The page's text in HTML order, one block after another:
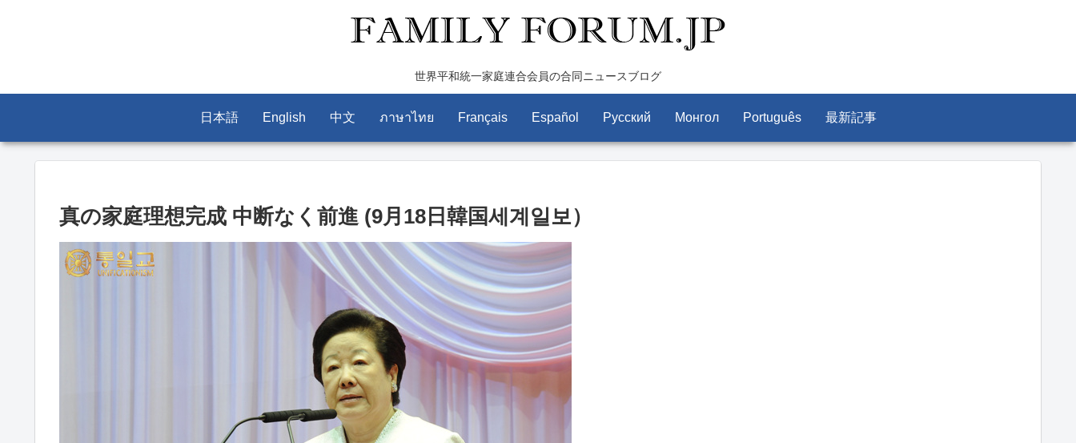
世界平和統一家庭連合会員の合同ニュースブログ
日本語 English 中文 ภาษาไทย Français Español Pусский Монгол Português 最新記事
真の家庭理想完成 中断なく前進 (9月18日韓国세계일보）